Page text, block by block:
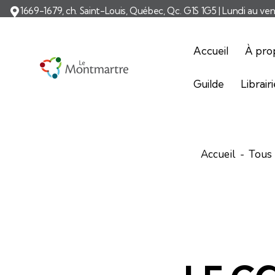
1669-1679, ch. Saint-Louis, Québec, Qc. G1S 1G5 | Lundi au
Accueil À
Guilde
Accueil Tous